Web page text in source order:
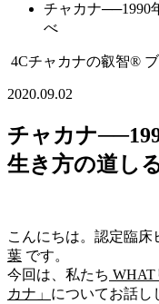
チャカナ──1990
べ
4Cチャカナの叡智®
2020.09.02
チャカナ
生き方の道し
こんにちは。認定臨床
葉 です。
今回は、私たち WHAT
カナ」 についてお話し